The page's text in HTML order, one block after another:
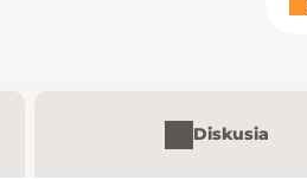
Diskusia